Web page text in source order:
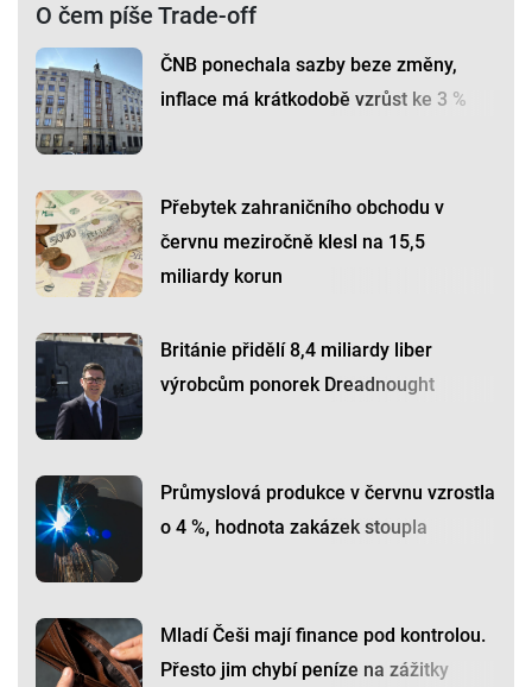
O čem píše Trade-off
ČNB ponechala sazby beze změny,
inflace má krátkodobě vzrůst ke 3 %
Přebytek zahraničního obchodu v
červnu meziročně klesl na 15,5
miliardy korun
Británie přidělí 8,4 miliardy liber
výrobcům ponorek Dreadnought
Průmyslová produkce v červnu vzrostla
o 4 %, hodnota zakázek stoupla
Mladí Češi mají finance pod kontrolou.
Přesto jim chybí peníze na zážitky